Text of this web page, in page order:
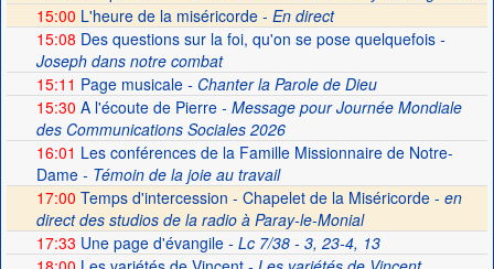
15:00 L'heure de la miséricorde - En direct
15:08 Des questions sur la foi, qu'on se pose quelquefois-
Joseph dans notre combat
15:11 Page musicale- Chanter la Parole de Dieu
15:30 A l'écoute de Pierre- Message pour Journée Mondiale
des Communications Sociales 2026
16:01 Les conférences de la Famille Missionnaire de Notre-
Dame- Témoin de la joie au travail
17:00 Temps d'intercession - Chapelet de la Miséricorde - en
direct des studios de la radio à Paray-le-Monial
17:33 Une page d'évangile- Lc 7/38 - 3, 23-4, 13